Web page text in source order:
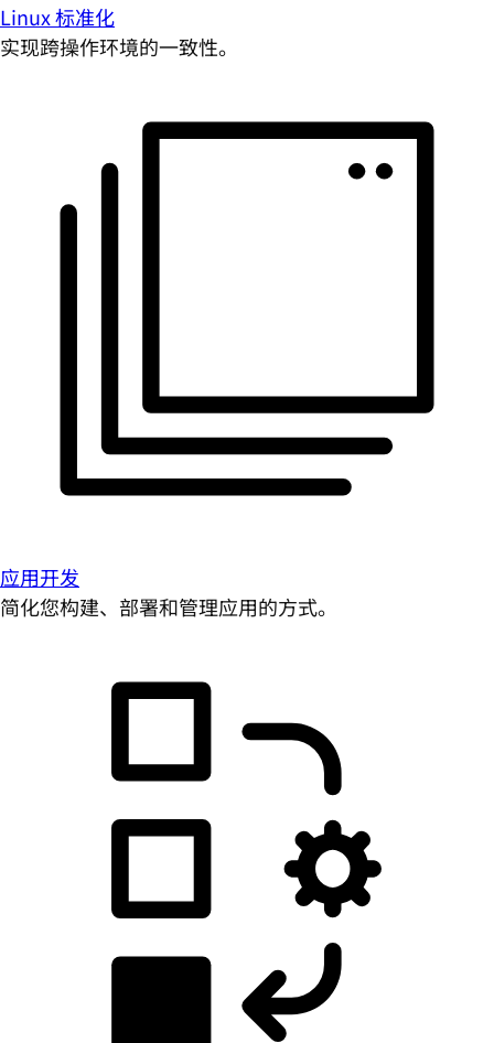
Linux 标准化
实现跨操作环境的一致性。
应用开发
简化您构建、部署和管理应用的方式。